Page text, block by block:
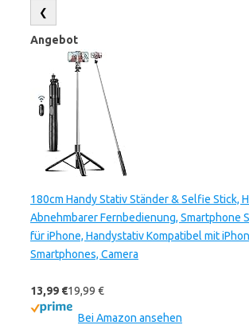
❮
Angebot
180cm Handy Stativ Ständer & Selfie Stick,
Abnehmbarer Fernbedienung, Smartphone
für iPhone, Handystativ Kompatibel mit
Smartphones, Camera
13,99 €19,99 €
Bei Amazon ansehen